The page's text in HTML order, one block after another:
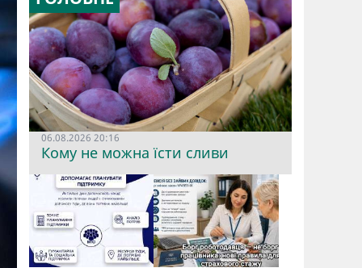
06.08.2026 20:16
Кому не можна їсти сливи